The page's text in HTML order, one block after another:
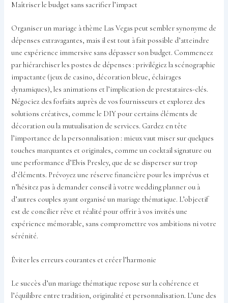
Maîtriser le budget sans sacrifier l’impact
Organiser un mariage à thème Las Vegas peut sembler synonyme de
dépenses extravagantes, mais il est tout à fait possible d’atteindre
une expérience immersive sans dépasser son budget. Commencez
par hiérarchiser les postes de dépenses : privilégiez la scénographie
impactante (jeux de casino, décoration bleue, éclairages
dynamiques), les animations et l’implication de prestataires-clés.
Négociez des forfaits auprès de vos fournisseurs et explorez des
solutions créatives, comme le DIY pour certains éléments de
décoration ou la mutualisation de services. Gardez en tête
l’importance de la personnalisation : mieux vaut miser sur quelques
touches marquantes et originales, comme un cocktail signature ou
une performance d’Elvis Presley, que de se disperser sur trop
d’éléments. Prévoyez une réserve financière pour les imprévus et
n’hésitez pas à demander conseil à votre wedding planner ou à
d’autres couples ayant organisé un mariage thématique. L’objectif
est de concilier rêve et réalité pour offrir à vos invités une
expérience mémorable, sans compromettre vos ambitions ni votre
sérénité.
Éviter les erreurs courantes et créer l’harmonie
Le succès d’un mariage thématique repose sur la cohérence et
l’équilibre entre tradition, originalité et personnalisation. L’une des